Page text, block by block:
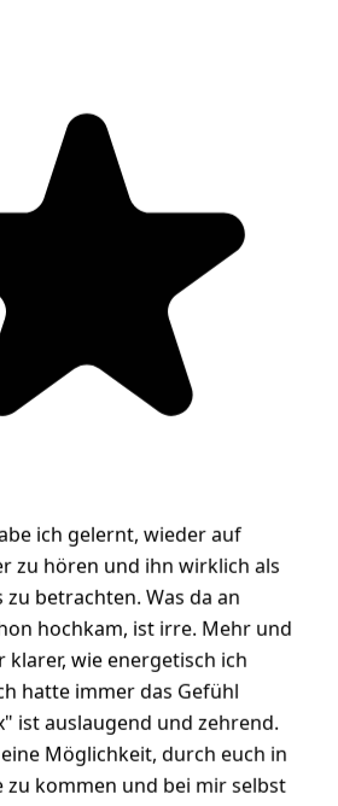
ich gelernt, wieder auf
zu hören und ihn wirklich als
zu betrachten. Was da an
hochkam, ist irre. Mehr und
klarer, wie energetisch ich
hatte immer das Gefühl